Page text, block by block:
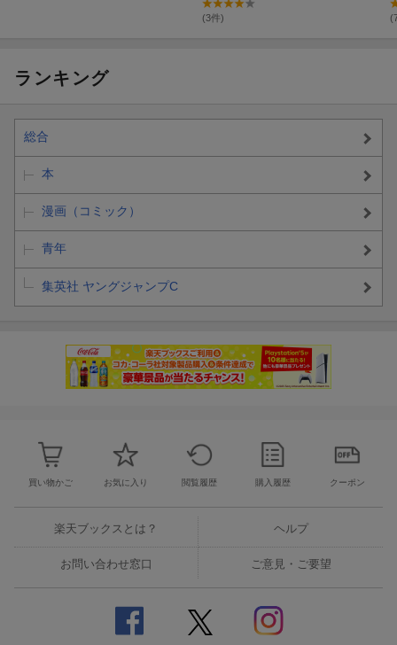
(3件)
ランキング
総合
本
漫画（コミック）
青年
集英社 ヤングジャンプC
買い物かご お気に入り 閲覧履歴 購入履歴 クーポン
楽天ブックスとは？ ヘルプ
お問い合わせ窓口 ご意見・ご要望